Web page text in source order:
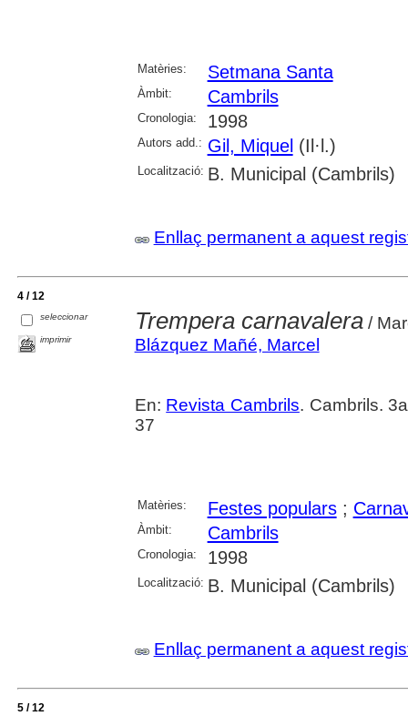
Matèries: Setmana Santa
Àmbit: Cambrils
Cronologia: 1998
Autors add.: Gil, Miquel (Il·l.)
Localització: B. Municipal (Cambrils)
Enllaç permanent a aquest
4 / 12
seleccionar
imprimir
Trempera carnavalera/
Blázquez Mañé, Marcel
En: Revista Cambrils. Cambrils.
37
Matèries: Festes populars;
Àmbit: Cambrils
Cronologia: 1998
Localització: B. Municipal (Cambrils)
Enllaç permanent a aquest
5 / 12